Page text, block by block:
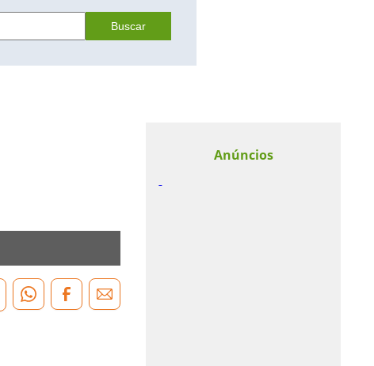
Buscar
Anúncios